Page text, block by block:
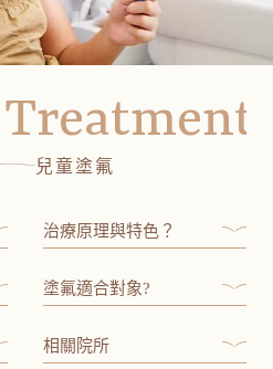
兒童塗氟
治療原理與特色？
塗氟適合對象?
相關院所